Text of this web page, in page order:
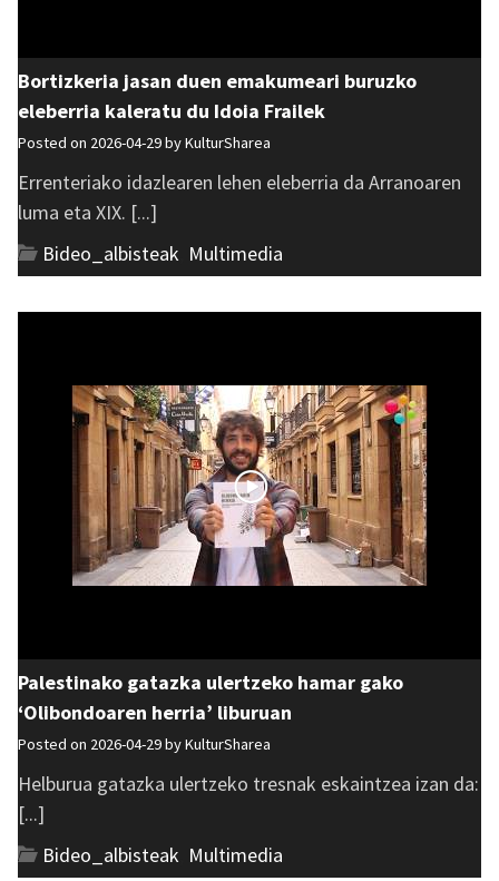
Bortizkeria jasan duen emakumeari buruzko
eleberria kaleratu du Idoia Frailek
Posted on 2026-04-29 byKulturSharea
Errenteriako idazlearen lehen eleberria da Arranoaren
luma eta XIX. [...]
Bideo_albisteak Multimedia
Palestinako gatazka ulertzeko hamar gako
‘Olibondoaren herria’ liburuan
Posted on 2026-04-29 byKulturSharea
Helburua gatazka ulertzeko tresnak eskaintzea izan da:
[...]
Bideo_albisteak Multimedia